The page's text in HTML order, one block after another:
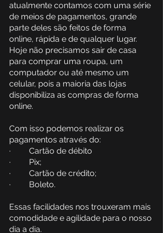
atualmente contamos com uma série
de meios de pagamentos, grande
parte deles são feitos de forma
online, rápida e de qualquer lugar.
Hoje não precisamos sair de casa
para comprar uma roupa, um
computador ou até mesmo um
celular, pois a maioria das lojas
disponibiliza as compras de forma
online.
Com isso podemos realizar os
pagamentos através do:
·         Cartão de débito
·         Pix;
·         Cartão de crédito;
·         Boleto.
Essas facilidades nos trouxeram mais
comodidade e agilidade para o nosso
dia a dia.